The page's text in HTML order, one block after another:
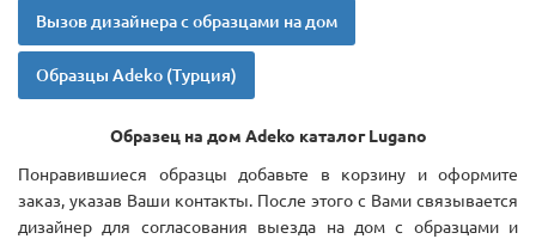
Вызов дизайнера с образцами на дом
Образцы Adeko (Турция)
Образец на дом Adeko каталогLugano
Понравившиеся образцы добавьте в корзину и оформите
заказ, указав Ваши контакты. После этого с Вами связывается
дизайнер для согласования выезда на дом с образцами и